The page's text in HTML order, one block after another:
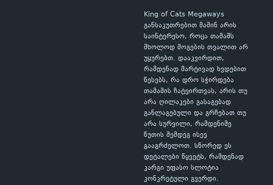
King of Cats Megaways
განსაკუთრებით მაშინ არის
საინტერესო, როცა თამაშს
მხოლოდ მოგების თვალით არ
უყურებთ. დააკვირდით,
რამდენად მარტივად ხვდებით
წესებს, რა დრო სჭირდება
თამაშის ჩატვირთვას, არის თუ
არა ღილაკები გასაგებად
განლაგებული და გრჩებათ თუ
არა სურვილი, რამდენიმე
წუთის შემდეგ ისევ
გააგრძელოთ. სწორედ ეს
დეტალები წყვეტს, რამდენად
კარგი უფასო სლოტია
კონკრეტული გვერდი.